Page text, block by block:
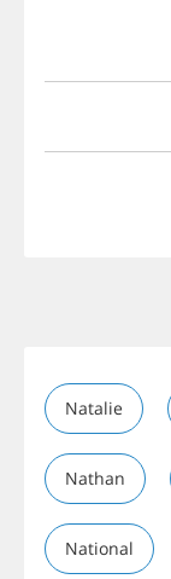
Natalie
Nathan
National